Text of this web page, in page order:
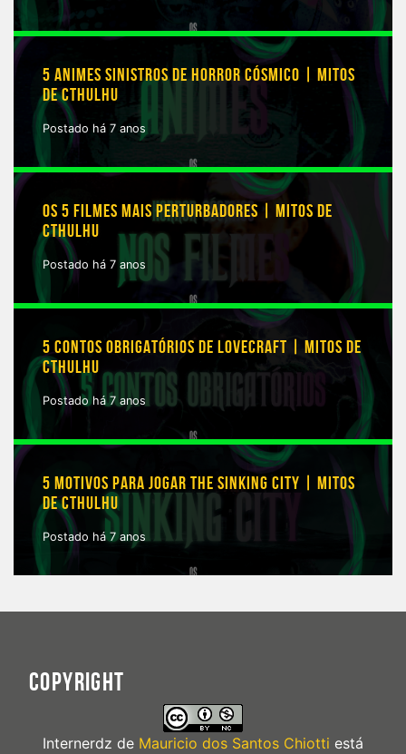
5 ANIMES SINISTROS DE HORROR CÓSMICO | MITOS
DE CTHULHU
Postado há 7 anos
OS 5 FILMES MAIS PERTURBADORES | MITOS DE
CTHULHU
Postado há 7 anos
5 CONTOS OBRIGATÓRIOS DE LOVECRAFT | MITOS DE
CTHULHU
Postado há 7 anos
5 MOTIVOS PARA JOGAR THE SINKING CITY | MITOS
DE CTHULHU
Postado há 7 anos
COPYRIGHT
Internerdz de Mauricio dos Santos Chiotti está